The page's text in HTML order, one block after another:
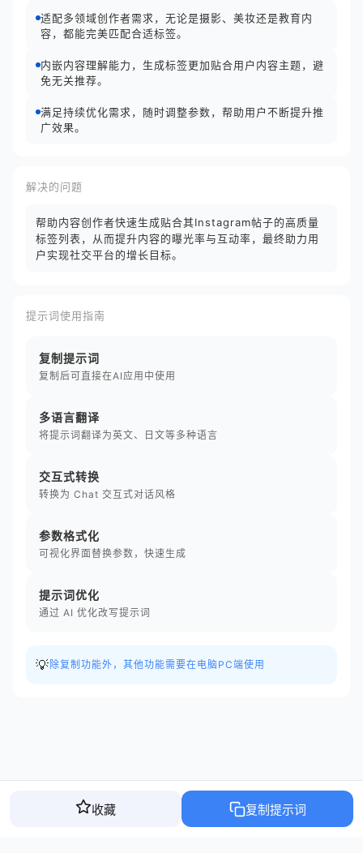
适配多领域创作者需求，无论是摄影、美妆还是教育内
容，都能完美匹配合适标签。
内嵌内容理解能力，生成标签更加贴合用户内容主题，避
免无关推荐。
满足持续优化需求，随时调整参数，帮助用户不断提升推
广效果。
解决的问题
帮助内容创作者快速生成贴合其Instagram帖子的高质量
标签列表，从而提升内容的曝光率与互动率，最终助力用
户实现社交平台的增长目标。
提示词使用指南
复制提示词
复制后可直接在AI应用中使用
多语言翻译
将提示词翻译为英文、日文等多种语言
交互式转换
转换为 Chat 交互式对话风格
参数格式化
可视化界面替换参数，快速生成
提示词优化
通过 AI 优化改写提示词
💡 除复制功能外，其他功能需要在电脑PC端使用
收藏 复制提示词